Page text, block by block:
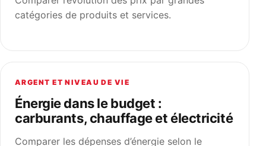
catégories de produits et services.
ARGENT ET NIVEAU DE VIE
Énergie dans le budget :
carburants, chauffage et électricité
Comparer les dépenses d’énergie selon le